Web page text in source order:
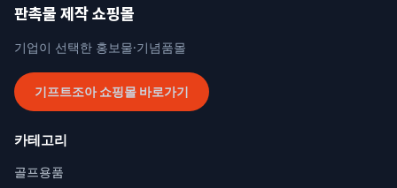
판촉물 제작 쇼핑몰
기업이 선택한 홍보물·기념품몰
기프트조아 쇼핑몰 바로가기
카테고리
골프용품